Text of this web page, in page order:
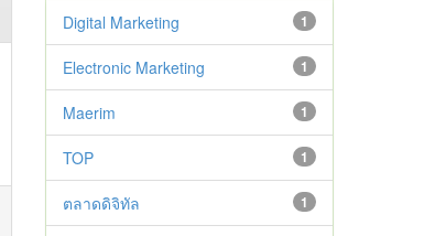
1
Digital Marketing
1
Electronic Marketing
1
Maerim
1
TOP
1
ตลาดดิจิทัล